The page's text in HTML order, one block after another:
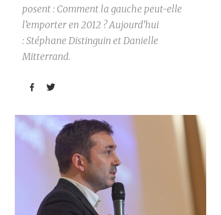
posent : Comment la gauche peut-elle
l’emporter en 2012 ? Aujourd’hui
: Stéphane Distinguin et Danielle
Mitterrand.
 